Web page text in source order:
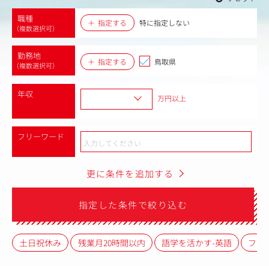
職種
（複数選択可）
指定する 特に指定しない
勤務地
（複数選択可） 指定する 鳥取県
年収 万円以上
フリーワード
更に条件を追加する
指定した条件で絞り込む
土日祝休み 残業月20時間以内 語学を活かす-英語 フレ